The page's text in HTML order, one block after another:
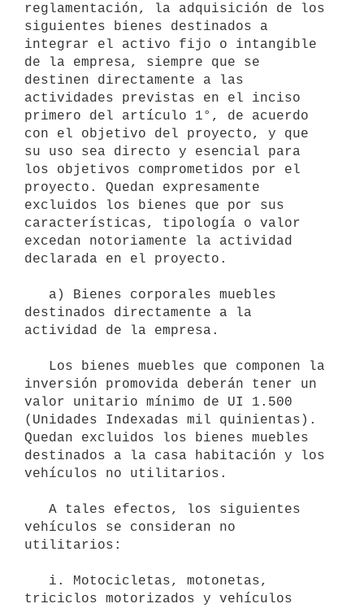
reglamentación, la adquisición de los
siguientes bienes destinados a
integrar el activo fijo o intangible
de la empresa, siempre que se
destinen directamente a las
actividades previstas en el inciso
primero del artículo 1°, de acuerdo
con el objetivo del proyecto, y que
su uso sea directo y esencial para
los objetivos comprometidos por el
proyecto. Quedan expresamente
excluidos los bienes que por sus
características, tipología o valor
excedan notoriamente la actividad
declarada en el proyecto.
destinados directamente a la
actividad de la empresa.
inversión promovida deberán tener un
valor unitario mínimo de UI 1.500
(Unidades Indexadas mil quinientas).
Quedan excluidos los bienes muebles
destinados a la casa habitación y los
vehículos no utilitarios.
vehículos se consideran no
utilitarios:
triciclos motorizados y vehículos